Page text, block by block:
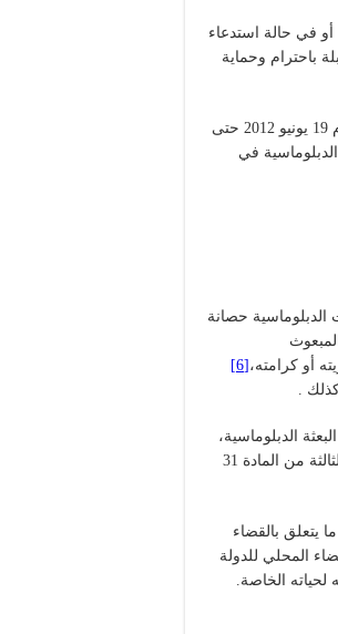
في حالة استدعاء
باحترام وحماية
ويكشف لجوء أسانج “صاحب موقع ويكيليكس” إلى سفارة الإكوادور بلندن للاحتماء بها يوم 19 يونيو 2012 حتى
في
الدبلوماسية حصانة
أو كرامته، [6]
.
الدبلوماسية،
وتتمتع وثائقه وكذا مراسلاته بالحصانة نفسها، باستثناء ما جاء في الفقرة الأولى والثانية والثالثة من المادة 31
ما يتعلق بالقضاء
المحلي للدولة
لحياته الخاصة.